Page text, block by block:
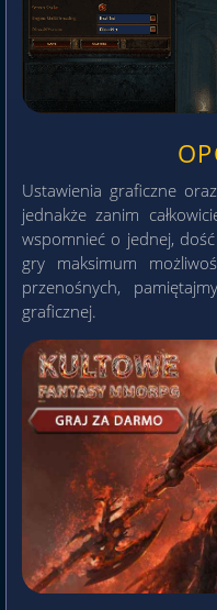
Ustawienia graficzne
jednakże zanim
wspomnieć o jednej,
gry maksimum
przenośnych,
graficznej.